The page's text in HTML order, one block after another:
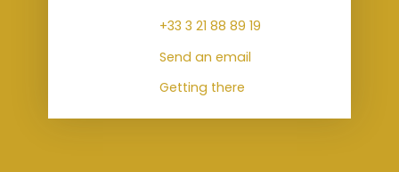
+33 3 21 88 89 19
Send an email
Getting there